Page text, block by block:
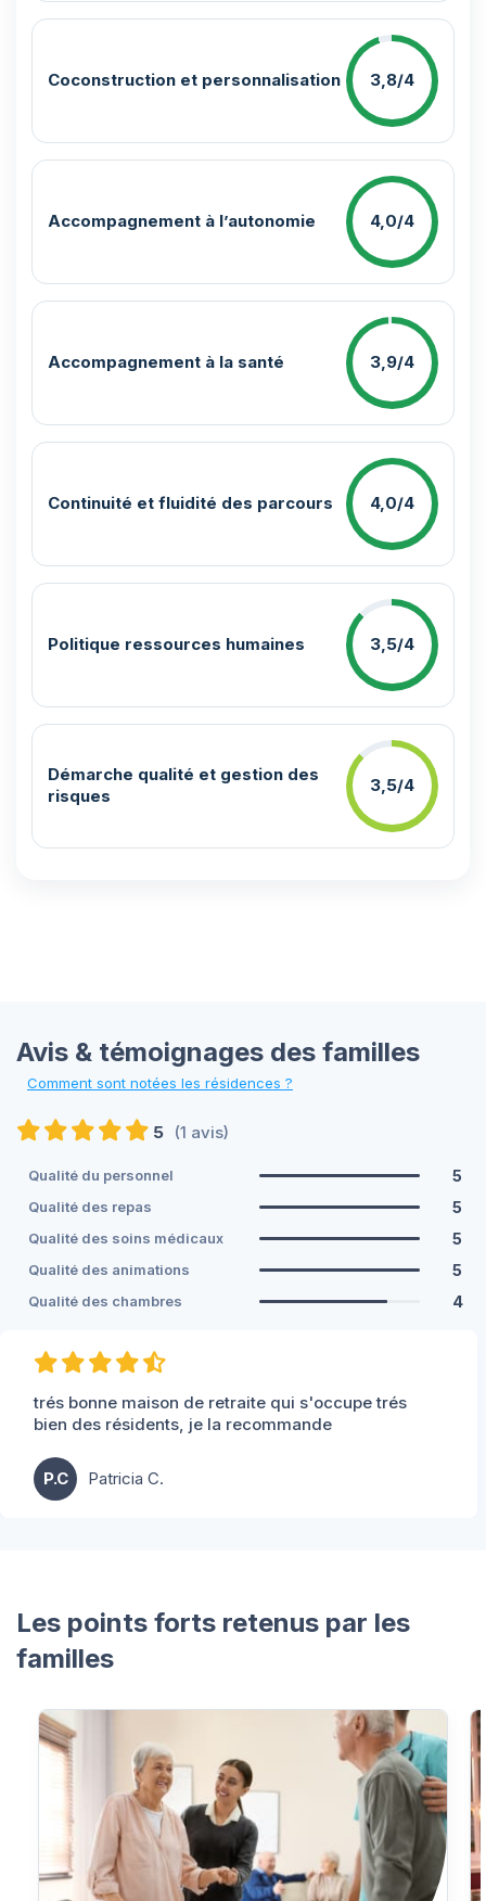
Coconstruction et personnalisation 3,8/4
Accompagnement à l’autonomie 4,0/4
Accompagnement à la santé 3,9/4
Continuité et fluidité des parcours 4,0/4
Politique ressources humaines 3,5/4
Démarche qualité et gestion des
risques
3,5/4
Avis & témoignages des familles
Comment sont notées les résidences ?
5 (1 avis)
Qualité du personnel 5
Qualité des repas 5
Qualité des soins médicaux 5
Qualité des animations 5
Qualité des chambres 4
trés bonne maison de retraite qui s'occupe trés
bien des résidents, je la recommande
P.C Patricia C.
Les points forts retenus par les
familles